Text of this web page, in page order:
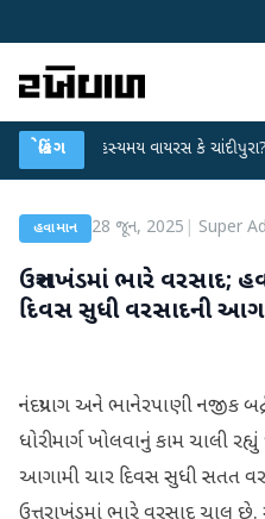
બ્રેકિંગ
રહસ્યમય વાયરસ કે ચાંદીપુરા? 6
હવામાન 28 જૂન, 2025 Super
ઉત્તરાખંડમાં ભારે વરસાદ;
દિવસ સુધી વરસાદની
નંદપ્રયાગ અને ભાનેરપાણી નજીક
ધોરીમાર્ગ ખોલવાનું કામ ચાલી
આગામી ચાર દિવસ સુધી સતત